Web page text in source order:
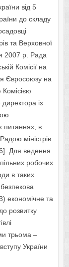
від 5
до складу
та Верховної
2007 р. Рада
Комісії на
Євросоюзу на
із
питаннях, в
міністрів
Для ведення
робочих
в таких
економічне та
розвитку
трьома –
України